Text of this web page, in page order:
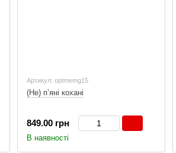
Артикул: optmemg15
(Не) пʼяні кохані
849.00 грн
В наявності